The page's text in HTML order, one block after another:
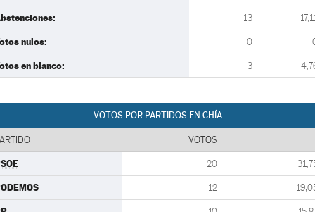
13
nulos: 0
en blanco: 3
VOTOS POR PARTIDOS EN CHÍA
VOTOS
20
12